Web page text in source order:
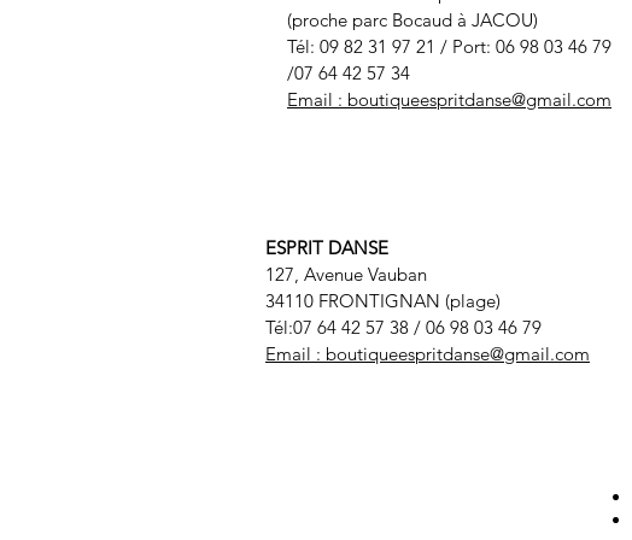
(proche parc Bocaud à JACOU)
Tél: 09 82 31 97 21 / Port: 06 98 03 46 79
/07 64 42 57 34
Email : boutiqueespritdanse@gmail.com
ESPRIT DANSE
127, Avenue Vauban
34110 FRONTIGNAN (plage)
Tél:07 64 42 57 38 / 06 98 03 46 79
Email : boutiqueespritdanse@gmail.com